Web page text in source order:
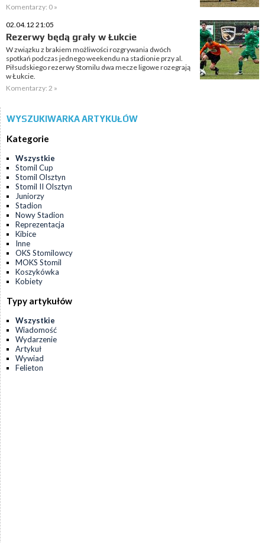
Komentarzy: 0 »
02.04.12 21:05
Rezerwy będą grały w Łukcie
W związku z brakiem możliwości rozgrywania dwóch
spotkań podczas jednego weekendu na stadionie przy al.
Piłsudskiego rezerwy Stomilu dwa mecze ligowe rozegrają
w Łukcie.
Komentarzy: 2 »
WYSZUKIWARKA ARTYKUŁÓW
Kategorie
Wszystkie
Stomil Cup
Stomil Olsztyn
Stomil II Olsztyn
Juniorzy
Stadion
Nowy Stadion
Reprezentacja
Kibice
Inne
OKS Stomilowcy
MOKS Stomil
Koszykówka
Kobiety
Typy artykułów
Wszystkie
Wiadomość
Wydarzenie
Artykuł
Wywiad
Felieton